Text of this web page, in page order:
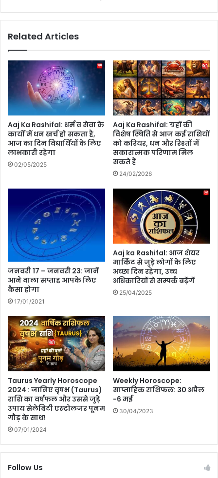
रेज
म
द
Related Articles
Aaj Ka Rashifal: धर्म व सेवा के
कार्यों में धन खर्च हो सकता है,
आज का दिन विद्यार्थियों के लिए
लाभकारी रहेगा
02/05/2025
Aaj Ka Rashifal: ग्रहों की
विशेष स्थिति से आज कई राशियों
को करियर, धन और रिश्तों में
सकारात्मक परिणाम मिल
सकते हैं
24/02/2026
जनवरी 17 – जनवरी 23: जानें
आने वाला सप्ताह आपके लिए
कैसा होगा
17/01/2021
Aaj ka Rashifal: आज शेयर
मार्किट से जुड़े लोगों के लिए
अच्छा दिन रहेगा, उच्च
अधिकारियों से सम्पर्क बढ़ेंगें
25/04/2025
Taurus Yearly Horoscope
2024 : जानिए वृषभ (Taurus)
राशि का वर्षफल और उससे जुड़े
उपाय सेलेब्रिटी एस्ट्रोलजर पूनम
गौड़ के साथ!
07/01/2024
Weekly Horoscope:
साप्ताहिक राशिफल: 30 अप्रैल
-6 मई
30/04/2023
Follow Us